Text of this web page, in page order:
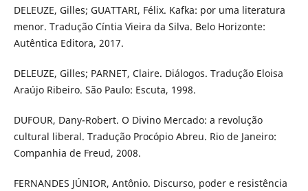
DELEUZE, Gilles; GUATTARI, Félix. Kafka: por uma literatura
menor. Tradução Cíntia Vieira da Silva. Belo Horizonte:
Autêntica Editora, 2017.
DELEUZE, Gilles; PARNET, Claire. Diálogos. Tradução Eloisa
Araújo Ribeiro. São Paulo: Escuta, 1998.
DUFOUR, Dany-Robert. O Divino Mercado: a revolução
cultural liberal. Tradução Procópio Abreu. Rio de Janeiro:
Companhia de Freud, 2008.
FERNANDES JÚNIOR, Antônio. Discurso, poder e resistência